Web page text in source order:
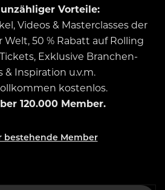
Vorteile:
Videos & Masterclasses der
50 % Rabatt auf Rolling
Exklusive Branchen-
& Inspiration u.v.m.
kostenlos.
120.000 Member.
bestehende Member